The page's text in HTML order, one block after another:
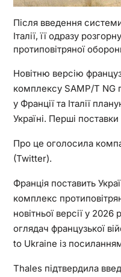
Після введення
Італії, її одразу
протиповітряної
Новітню версію
комплексу SAMP/T NG
у Франції та Італії
Україні. Перші
Про це оголосила
(Twitter).
Франція поставить
комплекс
новітньої версії у
оглядач французької
to Ukraine із
Thales підтвердила